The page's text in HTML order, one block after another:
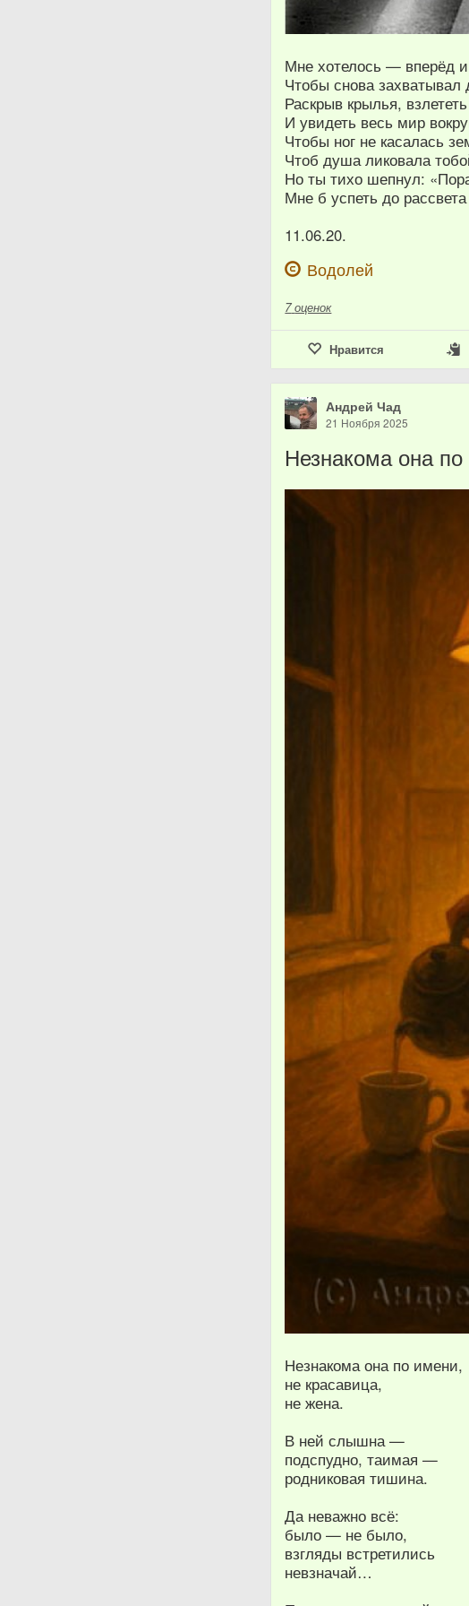
Мне хотелось — вперёд
Чтобы снова захватывал
Раскрыв крылья, взлететь
И увидеть весь мир
Чтобы ног не касалась
Чтоб душа ликовала
Но ты тихо шепнул:
Мне б успеть до
11.06.20.
Водолей
7 оценок
Нравится
Андрей Чад
21 Ноября 2025
Незнакома она
Незнакома она по имени,
не красавица,
не жена.
В ней слышна —
подспудно, таимая —
родниковая тишина.
Да неважно всё:
было — не было,
взгляды встретились
невзначай…